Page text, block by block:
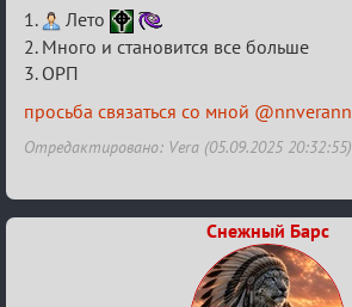
Re:
Заявки
в
Авторитеты²
1.
Лето
2. Много и становится все больше
3. ОРП
просьба связаться со мной @nnverann
Отредактировано: Vera (05.09.2025 20:32:55)
Снежный Барс